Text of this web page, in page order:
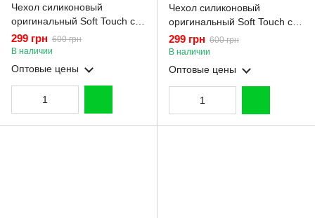
Чехол силиконовый
оригинальный Soft Touch с
3D принтом злой котик для
Xiaomi Redmi Note 9s темно-
зеленый (Полная защита
299 грн 600 грн
В наличии
Оптовые цены
Чехол силиконовый
оригинальный Soft Touch с
3D принтом милый мишка
для Xiaomi Redmi Note 9s
темно-зеленый (Полная
защита камеры)
299 грн 600 грн
В наличии
Оптовые цены